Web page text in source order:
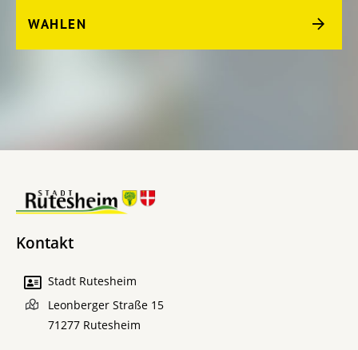
WAHLEN
Kontakt
Stadt Rutesheim
Leonberger Straße 15
71277 Rutesheim